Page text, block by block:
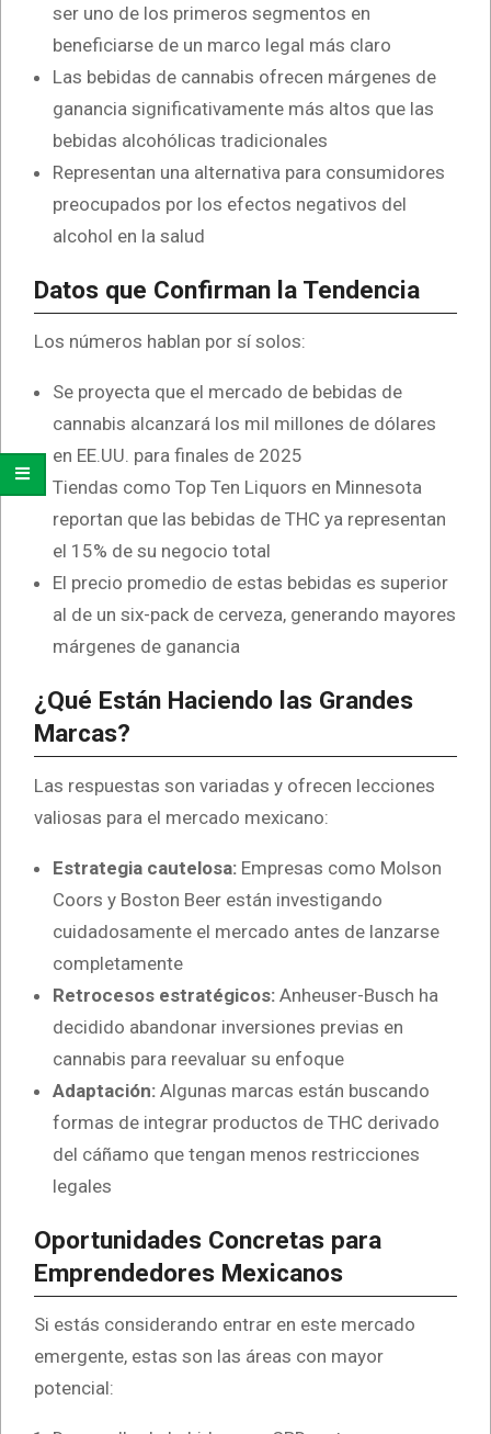
ser uno de los primeros segmentos en
beneficiarse de un marco legal más claro
Las bebidas de cannabis ofrecen márgenes de
ganancia significativamente más altos que las
bebidas alcohólicas tradicionales
Representan una alternativa para consumidores
preocupados por los efectos negativos del
alcohol en la salud
Datos que Confirman la Tendencia
Los números hablan por sí solos:
Se proyecta que el mercado de bebidas de
cannabis alcanzará los mil millones de dólares
en EE.UU. para finales de 2025
Tiendas como Top Ten Liquors en Minnesota
reportan que las bebidas de THC ya representan
el 15% de su negocio total
El precio promedio de estas bebidas es superior
al de un six-pack de cerveza, generando mayores
márgenes de ganancia
¿Qué Están Haciendo las Grandes
Marcas?
Las respuestas son variadas y ofrecen lecciones
valiosas para el mercado mexicano:
Estrategia cautelosa: Empresas como Molson
Coors y Boston Beer están investigando
cuidadosamente el mercado antes de lanzarse
completamente
Retrocesos estratégicos: Anheuser-Busch ha
decidido abandonar inversiones previas en
cannabis para reevaluar su enfoque
Adaptación: Algunas marcas están buscando
formas de integrar productos de THC derivado
del cáñamo que tengan menos restricciones
legales
Oportunidades Concretas para
Emprendedores Mexicanos
Si estás considerando entrar en este mercado
emergente, estas son las áreas con mayor
potencial: